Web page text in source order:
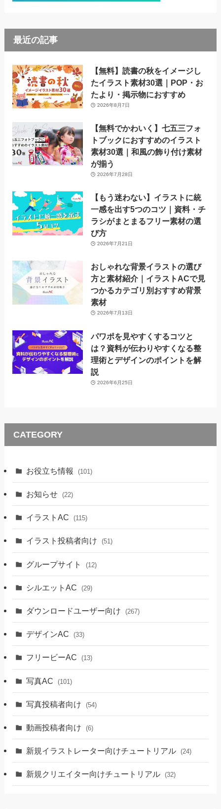
最近の記事
【無料】読書の秋をイメージし
たイラスト素材30選｜POP・お
たより・掲示物におすすめ
2026年8月7日
【無料でかわいく】七五三フォ
トブックにおすすめのイラスト
素材30選｜和風の飾り付け素材
が揃う
2026年7月28日
【もう迷わない】イラストに統
一感を出す5つのコツ｜資料・チ
ラシがまとまるフリー素材の選
び方
2026年7月21日
おしゃれな背景イラストの選び
方と素材紹介｜イラストACで見
つかるカテゴリ別おすすめ背景
素材
2026年7月13日
パワポを見やすくするコツと
は？資料が伝わりやすくなる整
理術とデザインのポイントを解
説
2026年6月25日
CATEGORY
お役立ち情報 (101)
お知らせ (22)
イラストAC (115)
イラスト投稿者向け (51)
グループサイト (12)
シルエットAC (29)
ダウンロードユーザー向け (267)
デザインAC (33)
フリービーAC (13)
写真AC (101)
写真投稿者向け (54)
動画投稿者向け (6)
新規イラストレーター向けチュートリアル (24)
新規クリエイター向けチュートリアル (32)